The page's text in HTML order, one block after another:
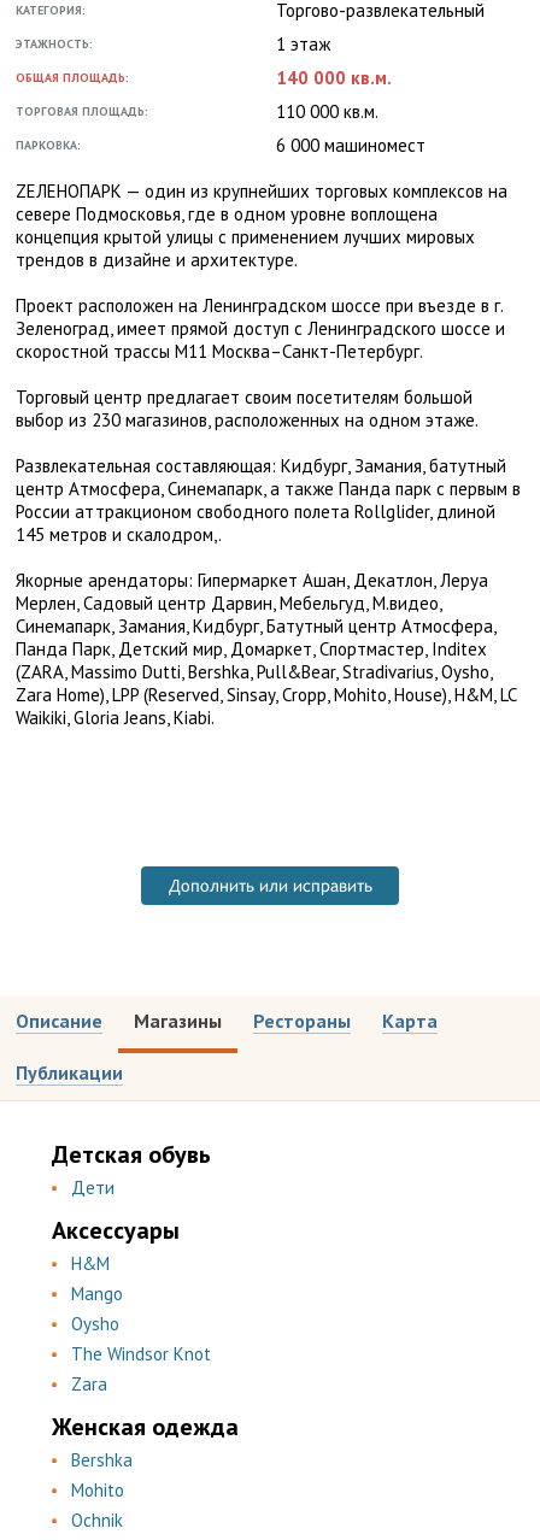
КАТЕГОРИЯ: Торгово-развлекательный
ЭТАЖНОСТЬ: 1 этаж
ОБЩАЯ ПЛОЩАДЬ: 140 000 кв.м.
ТОРГОВАЯ ПЛОЩАДЬ: 110 000 кв.м.
ПАРКОВКА:
6 000 машиномест
ZЕЛЕНОПАРК — один из крупнейших торговых комплексов на
севере Подмосковья, где в одном уровне воплощена
концепция крытой улицы с применением лучших мировых
трендов в дизайне и архитектуре.
Проект расположен на Ленинградском шоссе при въезде в г.
Зеленоград, имеет прямой доступ с Ленинградского шоссе и
скоростной трассы M11 Москва–Санкт-Петербург.
Торговый центр предлагает своим посетителям большой
выбор из 230 магазинов, расположенных на одном этаже.
Развлекательная составляющая: Кидбург, Замания, батутный
центр Атмосфера, Синемапарк, а также Панда парк с первым в
России аттракционом свободного полета Rollglider, длиной
145 метров и скалодром,.
Якорные арендаторы: Гипермаркет Ашан, Декатлон, Леруа
Мерлен, Садовый центр Дарвин, Мебельгуд, М.видео,
Синемапарк, Замания, Кидбург, Батутный центр Атмосфера,
Панда Парк, Детский мир, Домаркет, Спортмастер, Inditex
(ZARA, Massimo Dutti, Bershka, Pull&Bear, Stradivarius, Oysho,
Zara Home), LPP (Reserved, Sinsay, Cropp, Mohito, House), H&M, LC
Waikiki, Gloria Jeans, Kiabi.
Дополнить или исправить
Описание Магазины Рестораны Карта
Публикации
Детская обувь
Дети
Аксессуары
H&M
Mango
Oysho
The Windsor Knot
Zara
Женская одежда
Bershka
Mohito
Ochnik